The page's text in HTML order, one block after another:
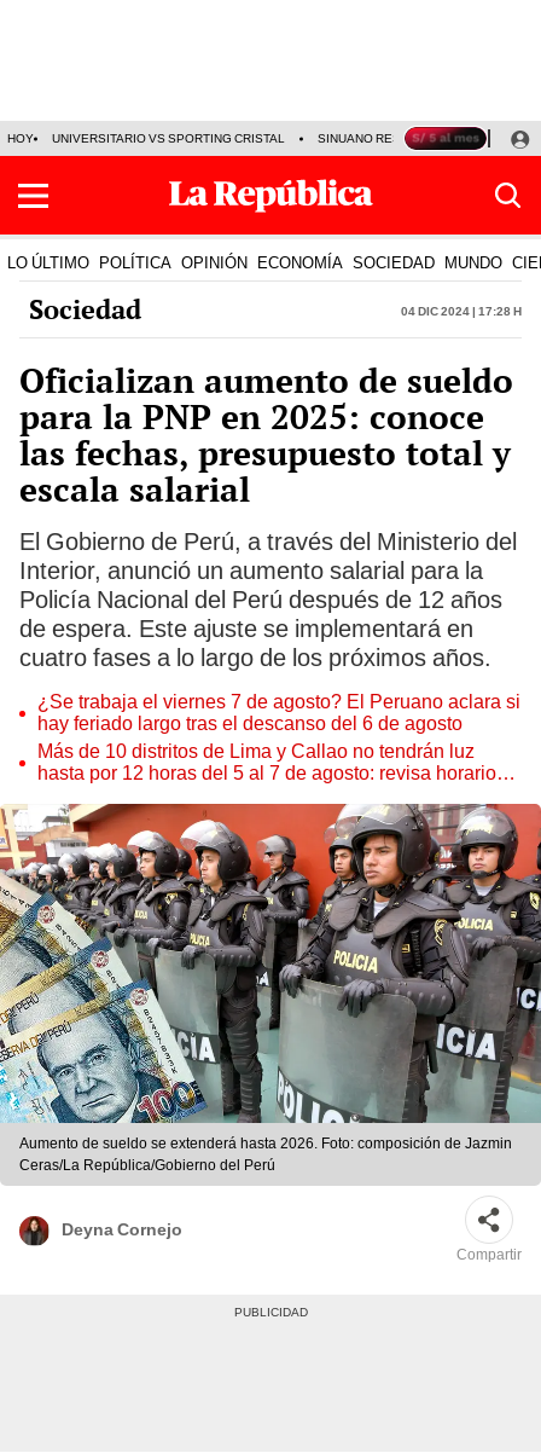
HOY UNIVERSITARIO VS SPORTING CRISTAL SINUANO RESULTADOS HOY
LO ÚLTIMO POLÍTICA OPINIÓN ECONOMÍA SOCIEDAD MUNDO
Sociedad 04 Dic 2024 | 17:28 h
Oficializan aumento de sueldo
para la PNP en 2025: conoce
las fechas, presupuesto total y
escala salarial
El Gobierno de Perú, a través del Ministerio del
Interior, anunció un aumento salarial para la
Policía Nacional del Perú después de 12 años
de espera. Este ajuste se implementará en
cuatro fases a lo largo de los próximos años.
¿Se trabaja el viernes 7 de agosto? El Peruano aclara si
hay feriado largo tras el descanso del 6 de agosto
Más de 10 distritos de Lima y Callao no tendrán luz
hasta por 12 horas del 5 al 7 de agosto: revisa horarios y
Aumento de sueldo se extenderá hasta 2026. Foto: composición de Jazmin
Ceras/La República/Gobierno del Perú
Deyna Cornejo
Compartir